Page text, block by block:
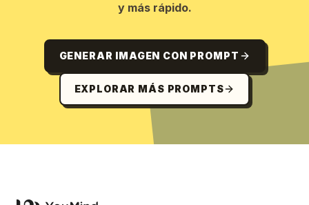
y más rápido.
GENERAR IMAGEN CON PROMPT
EXPLORAR MÁS PROMPTS